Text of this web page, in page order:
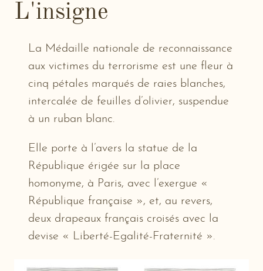
L'insigne
La Médaille nationale de reconnaissance
aux victimes du terrorisme est une fleur à
cinq pétales marqués de raies blanches,
intercalée de feuilles d’olivier, suspendue
à un ruban blanc.
Elle porte à l’avers la statue de la
République érigée sur la place
homonyme, à Paris, avec l’exergue «
République française », et, au revers,
deux drapeaux français croisés avec la
devise « Liberté-Egalité-Fraternité ».